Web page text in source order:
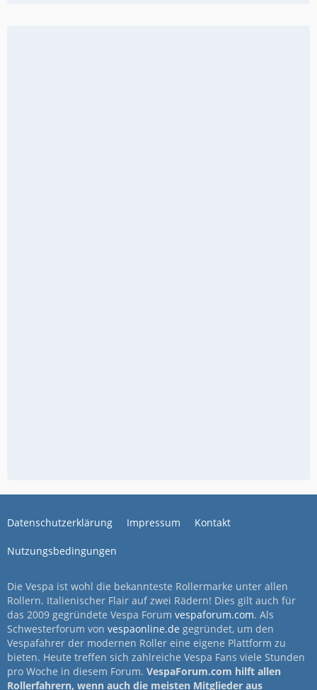
Datenschutzerklärung Impressum Kontakt
Nutzungsbedingungen
Die Vespa ist wohl die bekannteste Rollermarke unter allen
Rollern. Italienischer Flair auf zwei Rädern! Dies gilt auch für
das 2009 gegründete Vespa Forum vespaforum.com. Als
Schwesterforum von vespaonline.de gegründet, um den
Vespafahrer der modernen Roller eine eigene Plattform zu
bieten. Heute treffen sich zahlreiche Vespa Fans viele Stunden
pro Woche in diesem Forum. VespaForum.com hilft allen
Rollerfahrern, wenn auch die meisten Mitglieder aus